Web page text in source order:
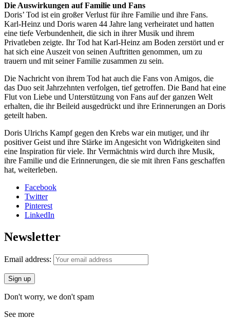
Die Auswirkungen auf Familie und Fans
Doris’ Tod ist ein großer Verlust für ihre Familie und ihre Fans.
Karl-Heinz und Doris waren 44 Jahre lang verheiratet und hatten
eine tiefe Verbundenheit, die sich in ihrer Musik und ihrem
Privatleben zeigte. Ihr Tod hat Karl-Heinz am Boden zerstört und er
hat sich eine Auszeit von seinen Auftritten genommen, um zu
trauern und mit seiner Familie zusammen zu sein.
Die Nachricht von ihrem Tod hat auch die Fans von Amigos, die
das Duo seit Jahrzehnten verfolgen, tief getroffen. Die Band hat eine
Flut von Liebe und Unterstützung von Fans auf der ganzen Welt
erhalten, die ihr Beileid ausgedrückt und ihre Erinnerungen an Doris
geteilt haben.
Doris Ulrichs Kampf gegen den Krebs war ein mutiger, und ihr
positiver Geist und ihre Stärke im Angesicht von Widrigkeiten sind
eine Inspiration für viele. Ihr Vermächtnis wird durch ihre Musik,
ihre Familie und die Erinnerungen, die sie mit ihren Fans geschaffen
hat, weiterleben.
Facebook
Twitter
Pinterest
LinkedIn
Newsletter
Email address:
Don't worry, we don't spam
See more